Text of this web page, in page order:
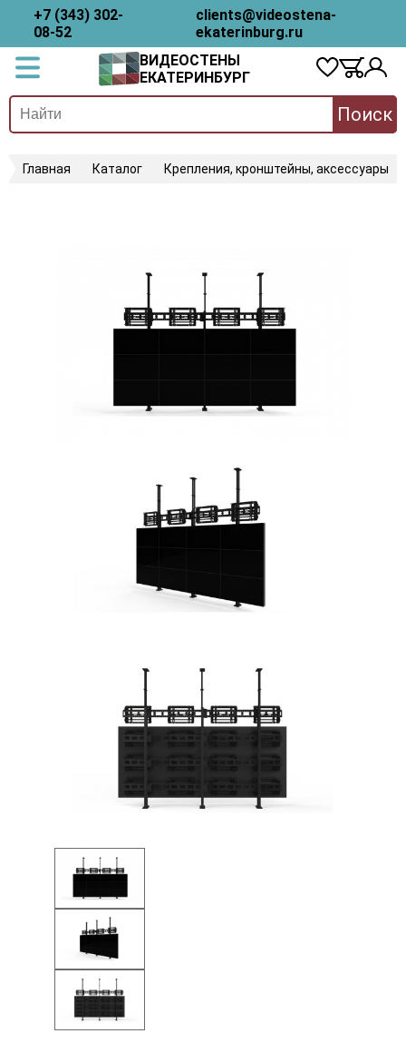
+7 (343) 302-
08-52
clients@videostena-
ekaterinburg.ru
ВИДЕОСТЕНЫ
ЕКАТЕРИНБУРГ
Поиск
Главная Каталог Крепления, кронштейны, аксессуары